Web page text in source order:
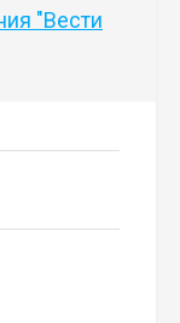
"Вести